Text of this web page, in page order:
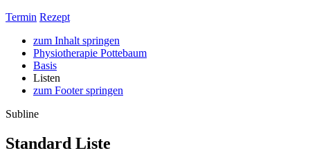
Termin Rezept
zum Inhalt springen
Physiotherapie Pottebaum
Basis
Listen
zum Footer springen
Subline
Standard Liste